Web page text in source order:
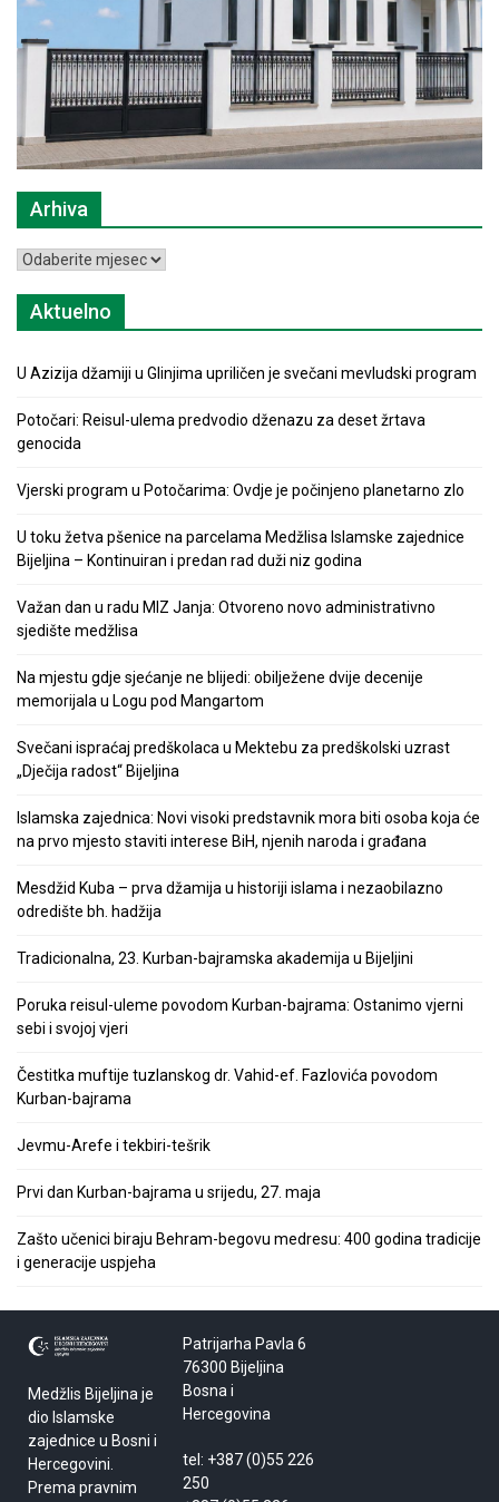
Arhiva
Arhiva
Aktuelno
U Azizija džamiji u Glinjima upriličen je svečani mevludski program
Potočari: Reisul-ulema predvodio dženazu za deset žrtava
genocida
Vjerski program u Potočarima: Ovdje je počinjeno planetarno zlo
U toku žetva pšenice na parcelama Medžlisa Islamske zajednice
Bijeljina – Kontinuiran i predan rad duži niz godina
Važan dan u radu MIZ Janja: Otvoreno novo administrativno
sjedište medžlisa
Na mjestu gdje sjećanje ne blijedi: obilježene dvije decenije
memorijala u Logu pod Mangartom
Svečani ispraćaj predškolaca u Mektebu za predškolski uzrast
„Dječija radost“ Bijeljina
Islamska zajednica: Novi visoki predstavnik mora biti osoba koja će
na prvo mjesto staviti interese BiH, njenih naroda i građana
Mesdžid Kuba – prva džamija u historiji islama i nezaobilazno
odredište bh. hadžija
Tradicionalna, 23. Kurban-bajramska akademija u Bijeljini
Poruka reisul-uleme povodom Kurban-bajrama: Ostanimo vjerni
sebi i svojoj vjeri
Čestitka muftije tuzlanskog dr. Vahid-ef. Fazlovića povodom
Kurban-bajrama
Jevmu-Arefe i tekbiri-tešrik
Prvi dan Kurban-bajrama u srijedu, 27. maja
Zašto učenici biraju Behram-begovu medresu: 400 godina tradicije
i generacije uspjeha
Medžlis Bijeljina je
dio Islamske
zajednice u Bosni i
Hercegovini.
Prema pravnim
Patrijarha Pavla 6
76300 Bijeljina
Bosna i
Hercegovina
tel: +387 (0)55 226
250